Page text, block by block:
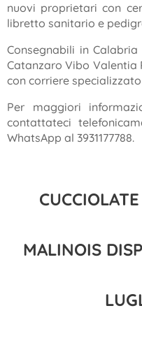
nuovi proprietari con
libretto sanitario e
Consegnabili in
Catanzaro Vibo Valentia
con corriere
Per maggiori
contattateci
WhatsApp al 3931177788.
MALINOIS